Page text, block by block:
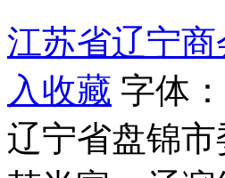
江苏省辽宁商
入收藏 字体：
辽宁省盘锦